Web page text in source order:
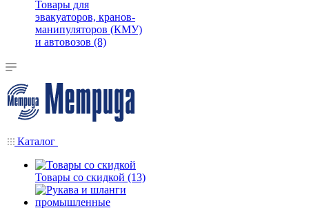
Товары для
эвакуаторов, кранов-
манипуляторов (КМУ)
и автовозов (8)
Каталог
Товары со скидкой (13)